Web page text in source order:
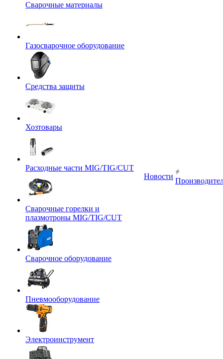
Сварочные материалы
Газосварочное оборудование
Средства защиты
Хозтовары
Расходные части MIG/TIG/CUT
Сварочные горелки и
плазмотроны MIG/TIG/CUT
Сварочное оборудование
Пневмооборудование
Электроинструмент
Новости